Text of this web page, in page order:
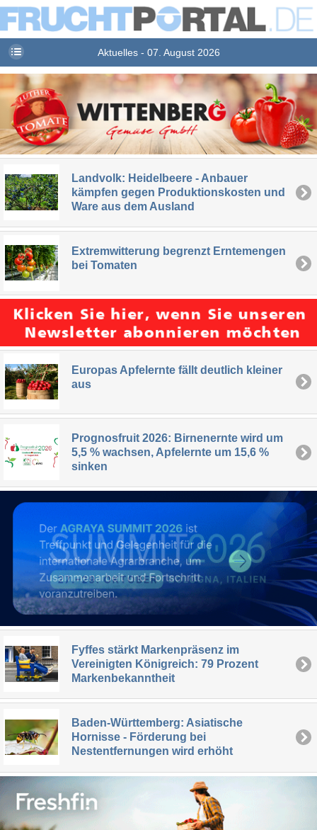
Aktuelles - 07. August 2026
Landvolk: Heidelbeere - Anbauer
kämpfen gegen Produktionskosten und
Ware aus dem Ausland
Extremwitterung begrenzt Erntemengen
bei Tomaten
Europas Apfelernte fällt deutlich kleiner
aus
Prognosfruit 2026: Birnenernte wird um
5,5 % wachsen, Apfelernte um 15,6 %
sinken
Fyffes stärkt Markenpräsenz im
Vereinigten Königreich: 79 Prozent
Markenbekanntheit
Baden-Württemberg: Asiatische
Hornisse - Förderung bei
Nestentfernungen wird erhöht